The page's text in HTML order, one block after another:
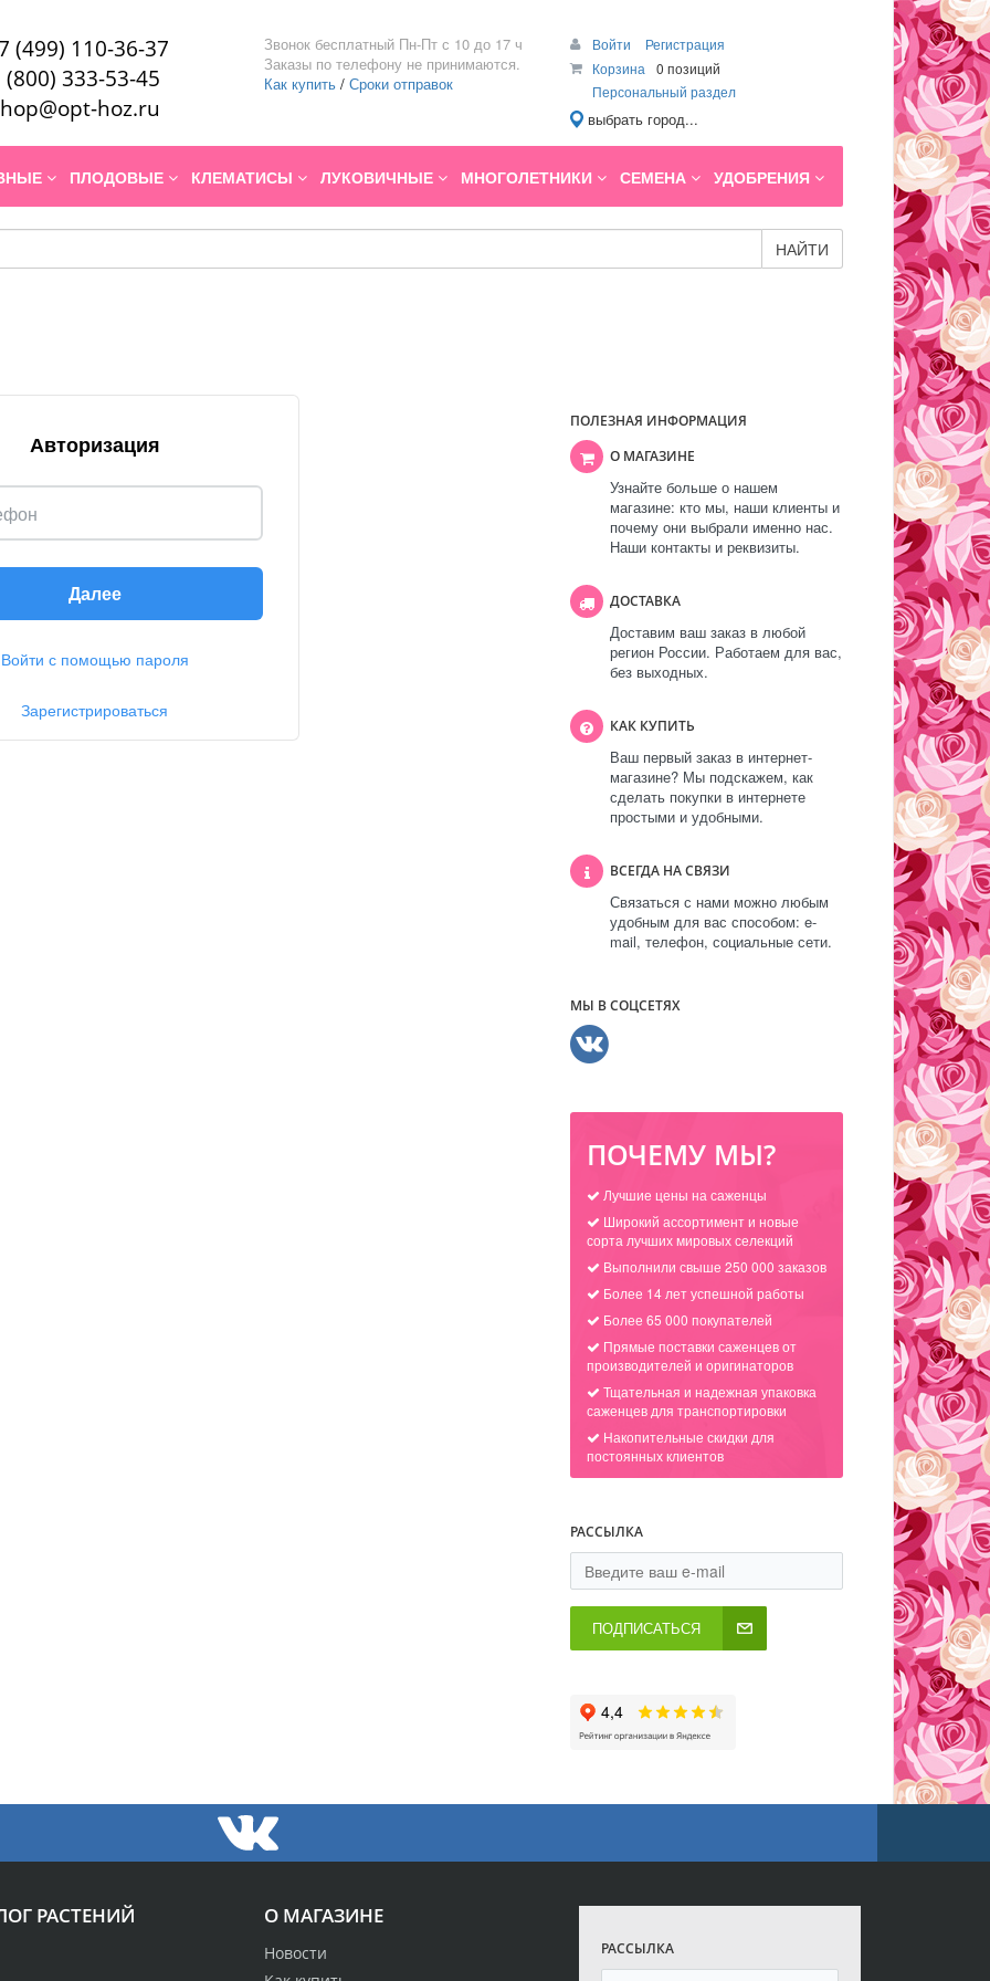
(499) 110-36-37
(800) 333-53-45
hoz.ru
Звонок бесплатный Пн-Пт с 10 до 17 ч
Заказы по телефону не принимаются.
Как купить / Сроки отправок
Войти
Регистрация
Корзина
0 позиций
Персональный раздел
выбрать город...
ПЛОДОВЫЕ КЛЕМАТИСЫ ЛУКОВИЧНЫЕ МНОГОЛЕТНИКИ СЕМЕНА УДОБРЕНИЯ
НАЙТИ
Авторизация
Далее
Войти с помощью пароля
Зарегистрироваться
ПОЛЕЗНАЯ ИНФОРМАЦИЯ
О МАГАЗИНЕ
Узнайте больше о нашем
магазине: кто мы, наши клиенты и
почему они выбрали именно нас.
Наши контакты и реквизиты.
ДОСТАВКА
Доставим ваш заказ в любой
регион России. Работаем для вас,
без выходных.
КАК КУПИТЬ
Ваш первый заказ в интернет-
магазине? Мы подскажем, как
сделать покупки в интернете
простыми и удобными.
ВСЕГДА НА СВЯЗИ
Связаться с нами можно любым
удобным для вас способом: e-
mail, телефон, социальные сети.
МЫ В СОЦСЕТЯХ
ПОЧЕМУ МЫ?
Лучшие цены на саженцы
Широкий ассортимент и новые
сорта лучших мировых селекций
Выполнили свыше 250 000 заказов
Более 14 лет успешной работы
Более 65 000 покупателей
Прямые поставки саженцев от
производителей и оригинаторов
Тщательная и надежная упаковка
саженцев для транспортировки
Накопительные скидки для
постоянных клиентов
РАССЫЛКА
ПОДПИСАТЬСЯ
О МАГАЗИНЕ
Новости
РАСТЕНИЙ
РАССЫЛКА